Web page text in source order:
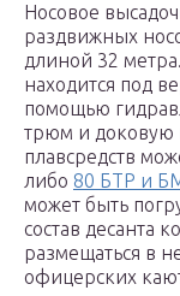
Носовое
раздвижных
длиной 32
находится под
помощью
трюм и доковую
плавсредств
либо 80 БТР и
может быть
состав десанта
размещаться в
офицерских